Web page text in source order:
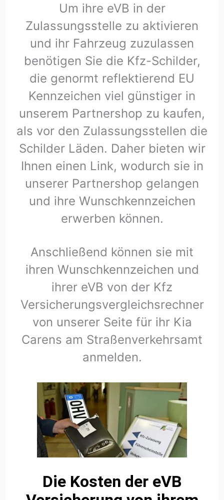
Um ihre eVB in der
Zulassungsstelle zu aktivieren
und ihr Fahrzeug zuzulassen
benötigen Sie die Kfz-Schilder,
die genormt reflektierend EU
Kennzeichen viel günstiger in
unserem Partnershop zu kaufen,
als vor den Zulassungsstellen die
Schilder Läden. Daher bieten wir
Ihnen einen Link, wodurch sie in
unserer Partnershop gelangen
und ihre Wunschkennzeichen
erwerben können.
Anschließend können sie mit
ihren Wunschkennzeichen und
ihrer eVB von der Kfz
Versicherungsvergleichsrechner
von unserer Seite für ihr Kia
Carens am Straßenverkehrsamt
anmelden.
Die Kosten der eVB